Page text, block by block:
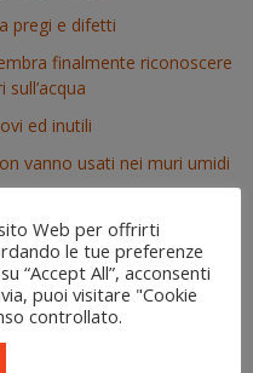
pregi e difetti
finalmente riconoscere
ed inutili
vanno usati nei muri umidi
un'alluvione - IgroDrysu
su alcuni prodotti in
Web per offrirti
le tue preferenze
“Accept All”, acconsenti
puoi visitare "Cookie
controllato.